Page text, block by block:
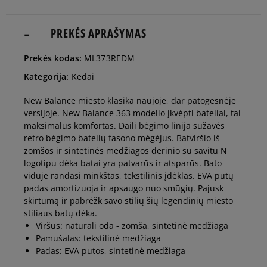
41,5 26 cm
42,5 27 cm Pranešti man
43 27,5 cm Pranešti man
44 28 cm Pranešti man
44,5 28,5 cm
45 29 cm Pranešti man
PREKĖS APRAŠYMAS
Prekės kodas: ML373REDM
Kategorija: Kedai
New Balance miesto klasika naujoje, dar patogesnėje
versijoje. New Balance 363 modelio įkvėpti bateliai, tai
maksimalus komfortas. Daili bėgimo linija sužavės
retro bėgimo batelių fasono mėgėjus. Batviršio iš
zomšos ir sintetinės medžiagos derinio su savitu N
logotipu dėka batai yra patvarūs ir atsparūs. Bato
viduje randasi minkštas, tekstilinis įdėklas. EVA putų
padas amortizuoja ir apsaugo nuo smūgių. Pajusk
skirtumą ir pabrėžk savo stilių šių legendinių miesto
stiliaus batų dėka.
Viršus: natūrali oda - zomša, sintetinė medžiaga
Pamušalas: tekstilinė medžiaga
Padas: EVA putos, sintetinė medžiaga